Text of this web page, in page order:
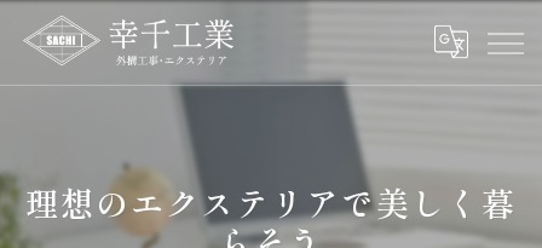
理想のエクステリアで美しく暮